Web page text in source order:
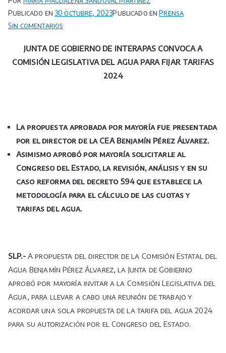
Publicado en 30 octubre, 2023Publicado enPrensa
Sin comentarios
DE
GOBIERNO
COMISIÓN
LEGISLATIVA
DEL
AGUA
2024
JUNTA DE GOBIERNO DE INTERAPAS CONVOCA A
COMISIÓN LEGISLATIVA DEL AGUA PARA FIJAR TARIFAS
2024
La propuesta aprobada por mayoría fue presentada
por el director de la CEA Benjamín Pérez Álvarez.
Asimismo aprobó por mayoría solicitarle al
Congreso del Estado, la revisión, análisis y en su
caso reforma del decreto 594 que establece la
metodología para el cálculo de las cuotas y
tarifas del agua.
SLP.-A propuesta del director de la Comisión Estatal del
Agua Benjamín Pérez Álvarez, la Junta de Gobierno
aprobó por mayoría invitar a la Comisión Legislativa del
Agua, para llevar a cabo una reunión de trabajo y
acordar una sola propuesta de la tarifa del agua 2024
para su autorización por el Congreso del Estado.